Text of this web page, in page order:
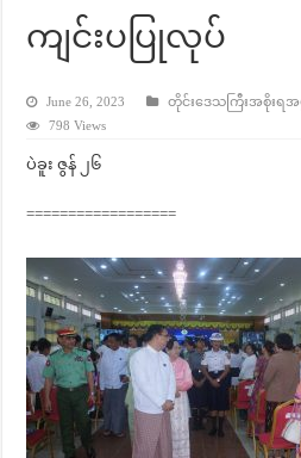
ကျင်းပပြုလုပ်
June 26, 2023
တိုင်းဒေသကြီးအစိုးရအဖွဲ့
798 Views
ပဲခူး ဇွန် ၂၆
==================